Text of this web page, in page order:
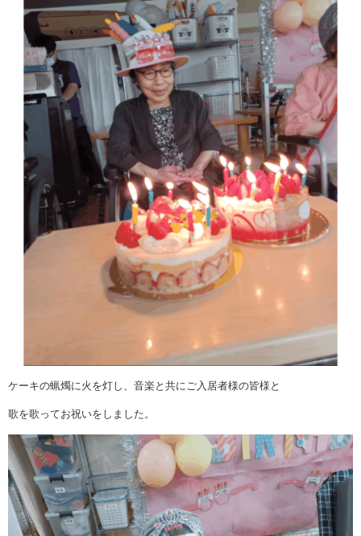
ケーキの蝋燭に火を灯し、音楽と共にご入居者様の皆様と
歌を歌ってお祝いをしました。